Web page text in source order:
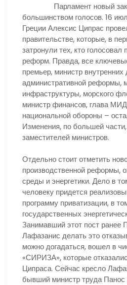
Парламент новый
большинством голосов. 16
Греции Алексис Ципрас
правительстве, которые, в
затронули тех, кто голосовал
реформ. Правда, все
премьер, министр внутренних
административной реформы,
инфраструктуры, морского
министр финансов, глава
национальной обороны –
Изменения, по большей
заместителей министров.
Отдельно стоит отметить
производственной реформы,
среды и энергетики. Дело в
человеку придется
программу приватизации, в
государственных
Занимавший этот пост ранее
Лафазанис делать это
можно догадаться, вошел в
«СИРИЗА», которые
Ципраса. Сейчас кресло
бывший министр труда Панос